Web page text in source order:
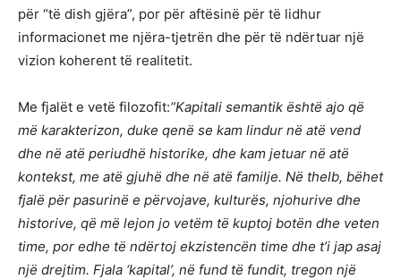
për “të dish gjëra”, por për aftësinë për të lidhur
informacionet me njëra-tjetrën dhe për të ndërtuar një
vizion koherent të realitetit.
Me fjalët e vetë filozofit:“Kapitali semantik është ajo që
më karakterizon, duke qenë se kam lindur në atë vend
dhe në atë periudhë historike, dhe kam jetuar në atë
kontekst, me atë gjuhë dhe në atë familje. Në thelb, bëhet
fjalë për pasurinë e përvojave, kulturës, njohurive dhe
historive, që më lejon jo vetëm të kuptoj botën dhe veten
time, por edhe të ndërtoj ekzistencën time dhe t’i jap asaj
një drejtim. Fjala ‘kapital’, në fund të fundit, tregon një